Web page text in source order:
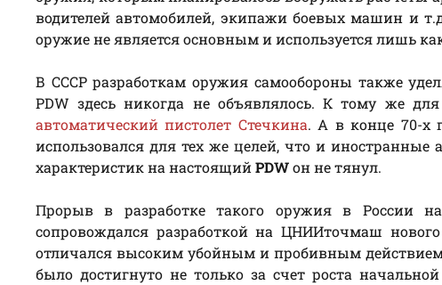
водителей автомобилей, экипажи боевых машин и
оружие не является основным и используется лишь
В СССР разработкам оружия самообороны также
PDW здесь никогда не объявлялось. К тому же
автоматический пистолет Стечкина. А в конце 70-х
использовался для тех же целей, что и иностранные
характеристик на настоящийPDWон не тянул.
Прорыв в разработке такого оружия в России
сопровождался разработкой на ЦНИИточмаш
отличался высоким убойным и пробивным
было достигнуто не только за счет роста